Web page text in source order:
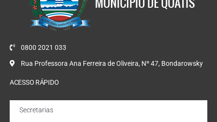
0800 2021 033
Rua Professora Ana Ferreira de Oliveira, Nº 47, Bondarowsky
ACESSO RÁPIDO
Secretarias